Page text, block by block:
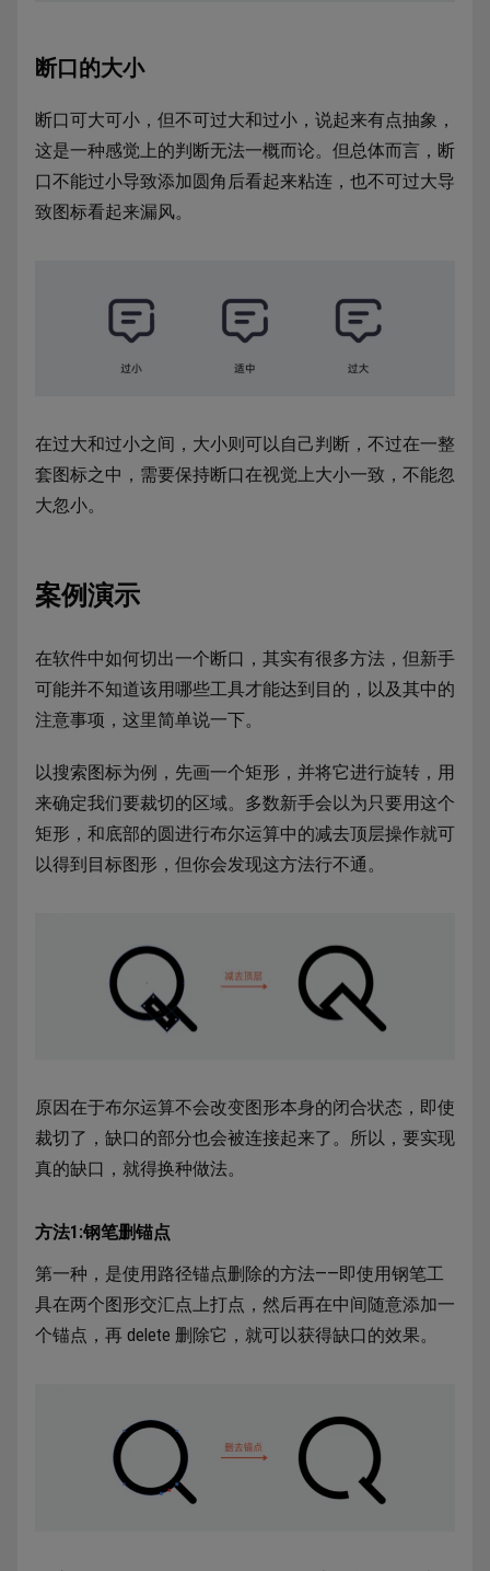
断口的大小
断口可大可小，但不可过大和过小，说起来有点抽象，
这是一种感觉上的判断无法一概而论。但总体而言，断
口不能过小导致添加圆角后看起来粘连，也不可过大导
致图标看起来漏风。
在过大和过小之间，大小则可以自己判断，不过在一整
套图标之中，需要保持断口在视觉上大小一致，不能忽
大忽小。
案例演示
在软件中如何切出一个断口，其实有很多方法，但新手
可能并不知道该用哪些工具才能达到目的，以及其中的
注意事项，这里简单说一下。
以搜索图标为例，先画一个矩形，并将它进行旋转，用
来确定我们要裁切的区域。多数新手会以为只要用这个
矩形，和底部的圆进行布尔运算中的减去顶层操作就可
以得到目标图形，但你会发现这方法行不通。
原因在于布尔运算不会改变图形本身的闭合状态，即使
裁切了，缺口的部分也会被连接起来了。所以，要实现
真的缺口，就得换种做法。
方法1:钢笔删锚点
第一种，是使用路径锚点删除的方法——即使用钢笔工
具在两个图形交汇点上打点，然后再在中间随意添加一
个锚点，再 delete 删除它，就可以获得缺口的效果。